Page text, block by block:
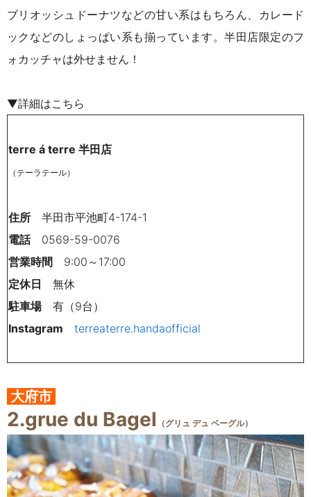
ブリオッシュドーナツなどの甘い系はもちろん、
カレード
ックなどのしょっぱい系も揃っています。半田店限定のフ
ォカッチャは外せません！
▼詳細はこちら
terre á terre 半田店
（テーラテール）
住所 半田市平池町4-174-1
電話0569-59-0076
営業時間 9:00～17:00
定休日 無休
駐車場有（9台）
Instagram
terreaterre.handaofficial
大府市
2.grue du Bagel （グリュ デュ ベーグル）